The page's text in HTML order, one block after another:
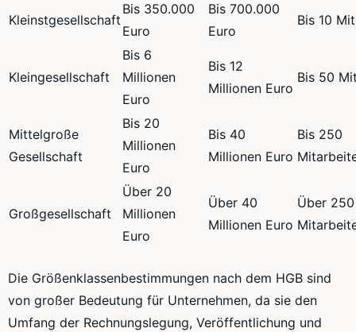
Kleinstgesellschaft
Bis 350.000
Euro
Bis 700.000
Euro
Bis 10
Kleingesellschaft
Bis 6
Millionen
Euro
Bis 12
Millionen Euro
Bis 50
Mittelgroße
Gesellschaft
Bis 20
Millionen
Euro
Bis 40
Millionen Euro
Bis 250
Großgesellschaft
Über 20
Millionen
Euro
Über 40
Millionen Euro
Über 250
Die Größenklassenbestimmungen nach dem HGB sind
von großer Bedeutung für Unternehmen, da sie den
Umfang der Rechnungslegung, Veröffentlichung und